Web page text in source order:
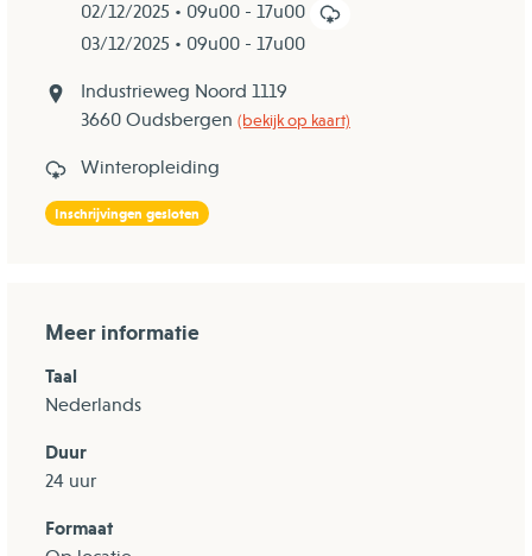
02/12/2025 • 09u00 - 17u00
03/12/2025 • 09u00 - 17u00
Industrieweg Noord 1119
3660 Oudsbergen (bekijk op kaart)
Winteropleiding
Inschrijvingen gesloten
Meer informatie
Taal
Nederlands
Duur
24 uur
Formaat